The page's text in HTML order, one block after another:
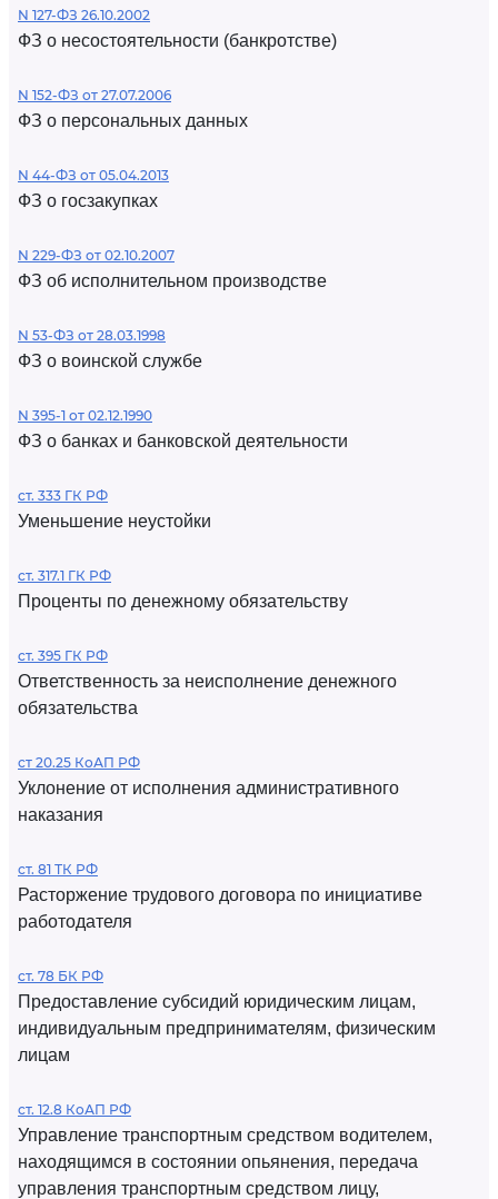
N 127-ФЗ 26.10.2002
ФЗ о несостоятельности (банкротстве)
N 152-ФЗ от 27.07.2006
ФЗ о персональных данных
N 44-ФЗ от 05.04.2013
ФЗ о госзакупках
N 229-ФЗ от 02.10.2007
ФЗ об исполнительном производстве
N 53-ФЗ от 28.03.1998
ФЗ о воинской службе
N 395-1 от 02.12.1990
ФЗ о банках и банковской деятельности
ст. 333 ГК РФ
Уменьшение неустойки
ст. 317.1 ГК РФ
Проценты по денежному обязательству
ст. 395 ГК РФ
Ответственность за неисполнение денежного
обязательства
ст 20.25 КоАП РФ
Уклонение от исполнения административного
наказания
ст. 81 ТК РФ
Расторжение трудового договора по инициативе
работодателя
ст. 78 БК РФ
Предоставление субсидий юридическим лицам,
индивидуальным предпринимателям, физическим
лицам
ст. 12.8 КоАП РФ
Управление транспортным средством водителем,
находящимся в состоянии опьянения, передача
управления транспортным средством лицу,